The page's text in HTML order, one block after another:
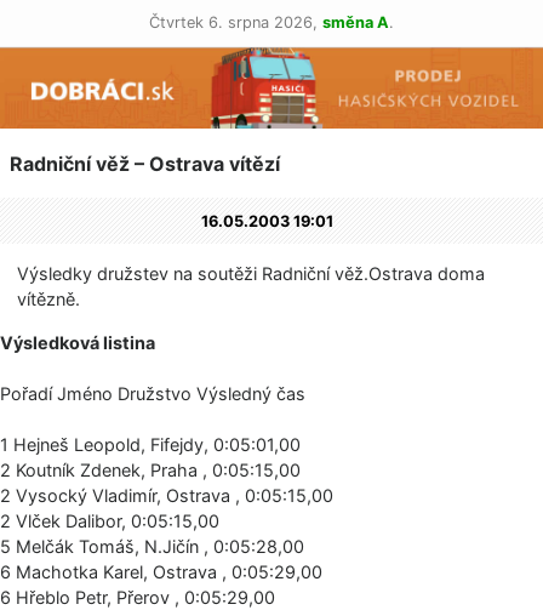
Čtvrtek 6. srpna 2026, směna A.
Radniční věž – Ostrava vítězí
16.05.2003 19:01
Výsledky družstev na soutěži Radniční věž.Ostrava doma
vítězně.
Výsledková listina
Pořadí Jméno Družstvo Výsledný čas
1 Hejneš Leopold, Fifejdy, 0:05:01,00
2 Koutník Zdenek, Praha , 0:05:15,00
2 Vysocký Vladimír, Ostrava , 0:05:15,00
2 Vlček Dalibor, 0:05:15,00
5 Melčák Tomáš, N.Jičín , 0:05:28,00
6 Machotka Karel, Ostrava , 0:05:29,00
6 Hřeblo Petr, Přerov , 0:05:29,00